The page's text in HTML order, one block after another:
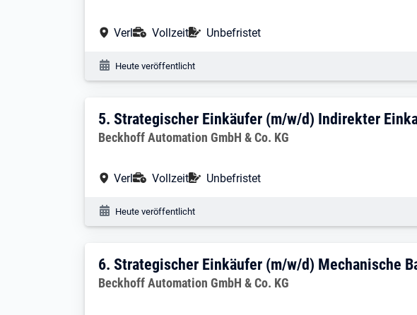
Arbeitsort:
Verl Anstellungsart:
Vollzeit Befristung:
Unbefristet
Veröffentlichungsdatum:
Heute veröffentlicht
5. Ergebnis: ​Strategischer Einkäufer
5.​Strategischer Einkäufer (m/w/d) Indirekter
Arbeitgeber:
Beckhoff Automation GmbH & Co. KG
Arbeitsort:
Verl Anstellungsart:
Vollzeit Befristung:
Unbefristet
Veröffentlichungsdatum:
Heute veröffentlicht
6. Ergebnis: Strategischer Einkäufer
6.Strategischer Einkäufer (m/w/d) Mechanische
Arbeitgeber:
Beckhoff Automation GmbH & Co. KG